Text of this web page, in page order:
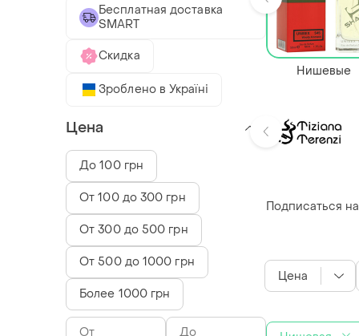
Нишевые
Подписаться
Цена
Бесплатная доставка
SMART
Скидка
Зроблено в Україні
Цена
До 100 грн
От 100 до 300 грн
От 300 до 500 грн
От 500 до 1000 грн
Более 1000 грн